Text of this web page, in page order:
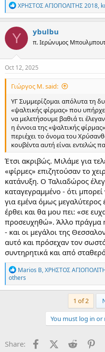
R
e
a
c
t
o
n
s
ΧΡΗΣΤΟΣ ΑΓΙΟΠΟΛΙΤΗΣ 2018,
Y ybulbu
π. Ιερώνυμος
Oct 12, 2025
Γιώργος Μ. said:
ΥΓ Συμμερίζομαι απόλυτα τη
«ψαλτικής φίρμας» που
να μελετήσουμε βαθιά τι
η έννοια της «ψαλτικής
περιέχει το όνομα του
κουβέντα αυτή είναι εντελώς
Έτσι ακριβώς. Μιλάμε για
«φίρμες» επιζητούσαν το
κατάνυξη. Ο Ταλιαδώρος
καταγεγραμμένο - ότι
για εμένα όμως μεγαλύτερος
έρθει και θα μου πει: «σε
προσευχηθώ». Άλλο πράγμα
- και οι μεγάλοι της
αυτό και πρόσεχαν τον
συντηρητικά και από
R
e
a
c
Marios B,ΧΡΗΣΤΟΣ
others
1 of 2
You must log in
Share: FacebookX (Twitter)
Reddit